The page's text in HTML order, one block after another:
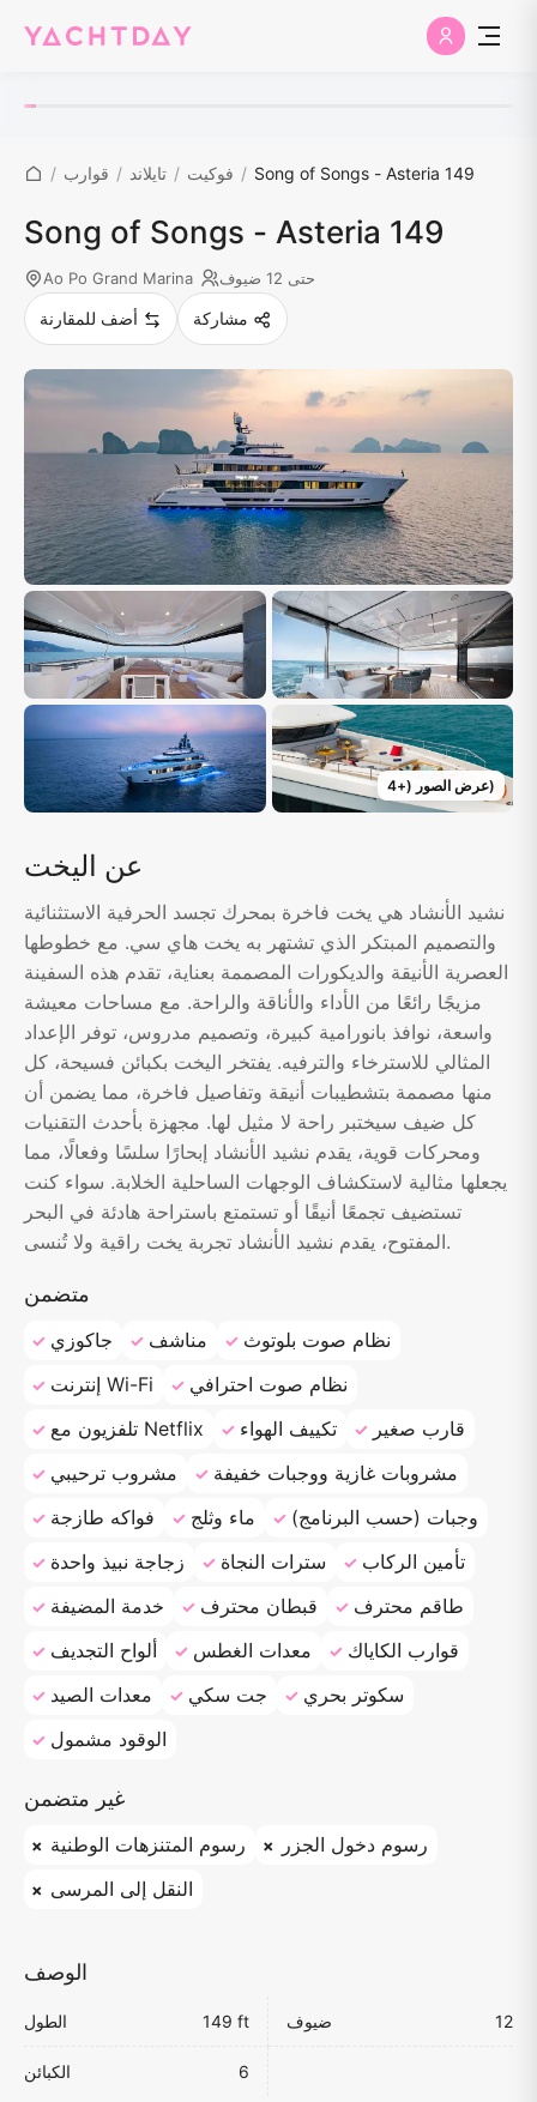
/ قوارب / تايلاند / فوكيت / Song of Songs - Asteria 149
Song of Songs - Asteria 149
Ao Po Grand Marina حتى 12 ضيوف
أضف للمقارنة مشاركة
عرض الصور (+
4 )
عن اليخت
نشيد الأنشاد هي يخت فاخرة بمحرك تجسد الحرفية الاستثنائية
والتصميم المبتكر الذي تشتهر به يخت هاي سي. مع خطوطها
العصرية الأنيقة والديكورات المصممة بعناية، تقدم هذه السفينة
مزيجًا رائعًا من الأداء والأناقة والراحة. مع مساحات معيشة
واسعة، نوافذ بانورامية كبيرة، وتصميم مدروس، توفر الإعداد
المثالي للاسترخاء والترفيه. يفتخر اليخت بكبائن فسيحة، كل
منها مصممة بتشطيبات أنيقة وتفاصيل فاخرة، مما يضمن أن
كل ضيف سيختبر راحة لا مثيل لها. مجهزة بأحدث التقنيات
ومحركات قوية، يقدم نشيد الأنشاد إبحارًا سلسًا وفعالًا، مما
يجعلها مثالية لاستكشاف الوجهات الساحلية الخلابة. سواء كنت
تستضيف تجمعًا أنيقًا أو تستمتع باستراحة هادئة في البحر
المفتوح، يقدم نشيد الأنشاد تجربة يخت راقية ولا تُنسى.
متضمن
جاكوزي مناشف
نظام صوت بلوتوث
إنترنت Wi-Fi
نظام صوت احترافي
تلفزيون مع Netflix
تكييف الهواء
قارب صغير
مشروب ترحيبي
مشروبات غازية ووجبات خفيفة
فواكه طازجة
ماء وثلج
وجبات (حسب البرنامج)
زجاجة نبيذ واحدة
سترات النجاة
تأمين الركاب
خدمة المضيفة
قبطان محترف
طاقم محترف
ألواح التجديف
معدات الغطس
قوارب الكاياك
معدات الصيد
جت سكي
سكوتر بحري
الوقود مشمول
غير متضمن
رسوم المتنزهات الوطنية
رسوم دخول الجزر
النقل إلى المرسى
الوصف
الطول 149 ft ضيوف 12
الكبائن 6